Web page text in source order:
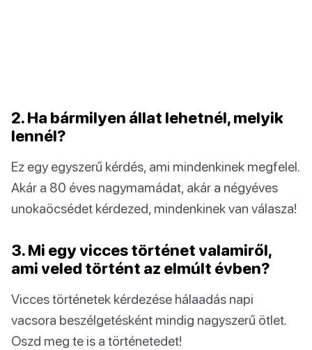
2. Ha bármilyen állat lehetnél, melyik
lennél?
Ez egy egyszerű kérdés, ami mindenkinek megfelel.
Akár a 80 éves nagymamádat, akár a négyéves
unokaöcsédet kérdezed, mindenkinek van válasza!
3. Mi egy vicces történet valamiről,
ami veled történt az elmúlt évben?
Vicces történetek kérdezése hálaadás napi
vacsora beszélgetésként mindig nagyszerű ötlet.
Oszd meg te is a történetedet!